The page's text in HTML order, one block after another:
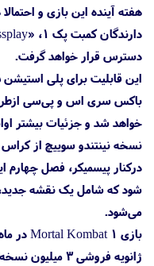
هفته آینده این بازی و
دسترس قرار خواهد گرفت.
باکس سری اس و پی‌سی
خواهد شد و جزئیات بیشتر
نسخه نینتندو سوییچ از
شود که شامل یک نقشه جدید،
می‌شود.
ژانویه فروشی ۳